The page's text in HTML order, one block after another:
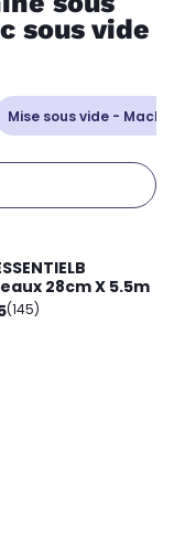
sous vide
Mise sous vide -
28cm X 5.5m
(145)